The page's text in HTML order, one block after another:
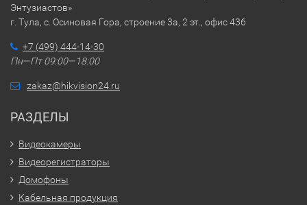
Энтузиастов»
г. Тула, с. Осиновая Гора, строение 3а, 2 эт., офис 436
+7 (499) 444-14-30
Пн—Пт 09:00—18:00
zakaz@hikvision24.ru
РАЗДЕЛЫ
Видеокамеры
Видеорегистраторы
Домофоны
Кабельная продукция